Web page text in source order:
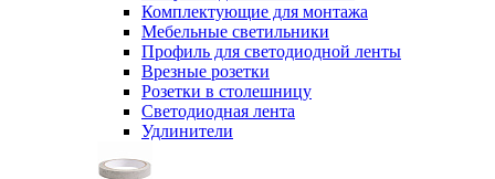
Комплектующие для монтажа
Мебельные светильники
Профиль для светодиодной ленты
Врезные розетки
Розетки в столешницу
Светодиодная лента
Удлинители